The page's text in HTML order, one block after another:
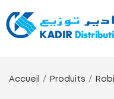
Accueil Produits